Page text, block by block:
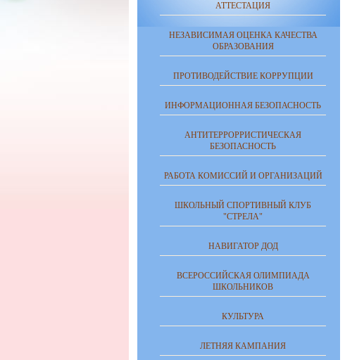
АТТЕСТАЦИЯ
НЕЗАВИСИМАЯ ОЦЕНКА КАЧЕСТВА
ОБРАЗОВАНИЯ
ПРОТИВОДЕЙСТВИЕ КОРРУПЦИИ
ИНФОРМАЦИОННАЯ БЕЗОПАСНОСТЬ
АНТИТЕРРОРРИСТИЧЕСКАЯ
БЕЗОПАСНОСТЬ
РАБОТА КОМИССИЙ И ОРГАНИЗАЦИЙ
ШКОЛЬНЫЙ СПОРТИВНЫЙ КЛУБ
"СТРЕЛА"
НАВИГАТОР ДОД
ВСЕРОССИЙСКАЯ ОЛИМПИАДА
ШКОЛЬНИКОВ
КУЛЬТУРА
ЛЕТНЯЯ КАМПАНИЯ